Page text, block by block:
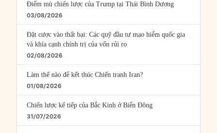
Điểm mù chiến lược của Trump tại Thái Bình Dương
03/08/2026
Đặt cược vào thất bại: Các quỹ đầu tư mạo hiểm quốc gia
và khía cạnh chính trị của vốn rủi ro
02/08/2026
Làm thế nào để kết thúc Chiến tranh Iran?
01/08/2026
Chiến lược kế tiếp của Bắc Kinh ở Biển Đông
31/07/2026